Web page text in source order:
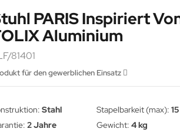
PARIS Inspiriert
Aluminium
81401
für den gewerblichen Einsatz
Stahl Stapelbarkeit (max):
2 Jahre Gewicht: 4 kg